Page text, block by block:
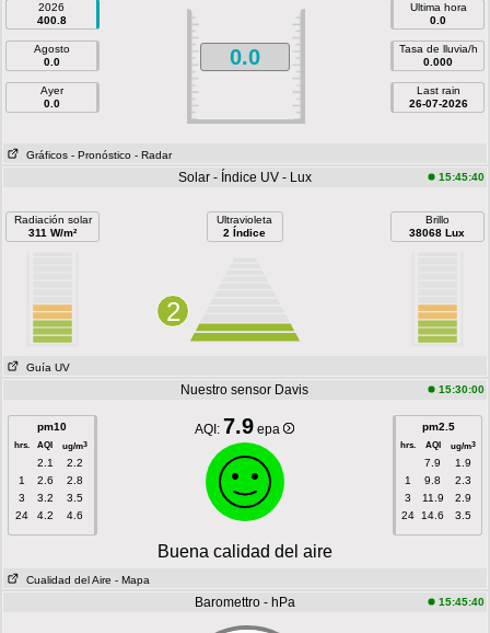
2026
400.8
Agosto
0.0
Ayer
0.0
0.0
Ultima hora
0.0
Tasa de lluvia/h
0.000
Last rain
26-07-2026
Gráficos - Pronóstico - Radar
Solar - Índice UV - Lux 15:45:40
Radiación solar
311 W/m²
Ultravioleta
2 Índice
2
Brillo
38068 Lux
Guía UV
Nuestro sensor Davis 15:30:00
pm10
hrs. AQI ug/m3
2.1
2.2
1
2.6
2.8
3
3.2
3.5
24
4.2 4.6
AQI: 7.9 epa pm2.5
hrs. AQI ug/m3
7.9
1.9
1
9.8
2.3
3
11.9
2.9
24
14.6 3.5
Buena calidad del aire
Cualidad del Aire - Mapa
Baromettro - hPa 15:45:40